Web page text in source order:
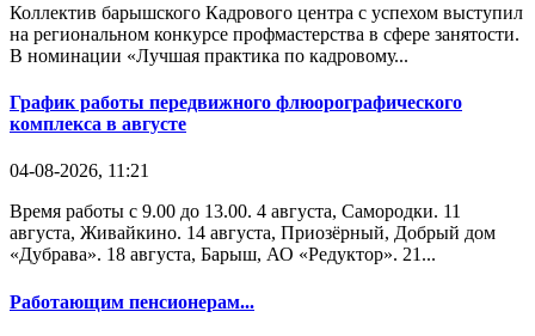
Коллектив барышского Кадрового центра с успехом выступил
на региональном конкурсе профмастерства в сфере занятости.
В номинации «Лучшая практика по кадровому...
График работы передвижного флюорографического
комплекса в августе
04-08-2026, 11:21
Время работы с 9.00 до 13.00. 4 августа, Самородки. 11
августа, Живайкино. 14 августа, Приозёрный, Добрый дом
«Дубрава». 18 августа, Барыш, АО «Редуктор». 21...
Работающим пенсионерам...